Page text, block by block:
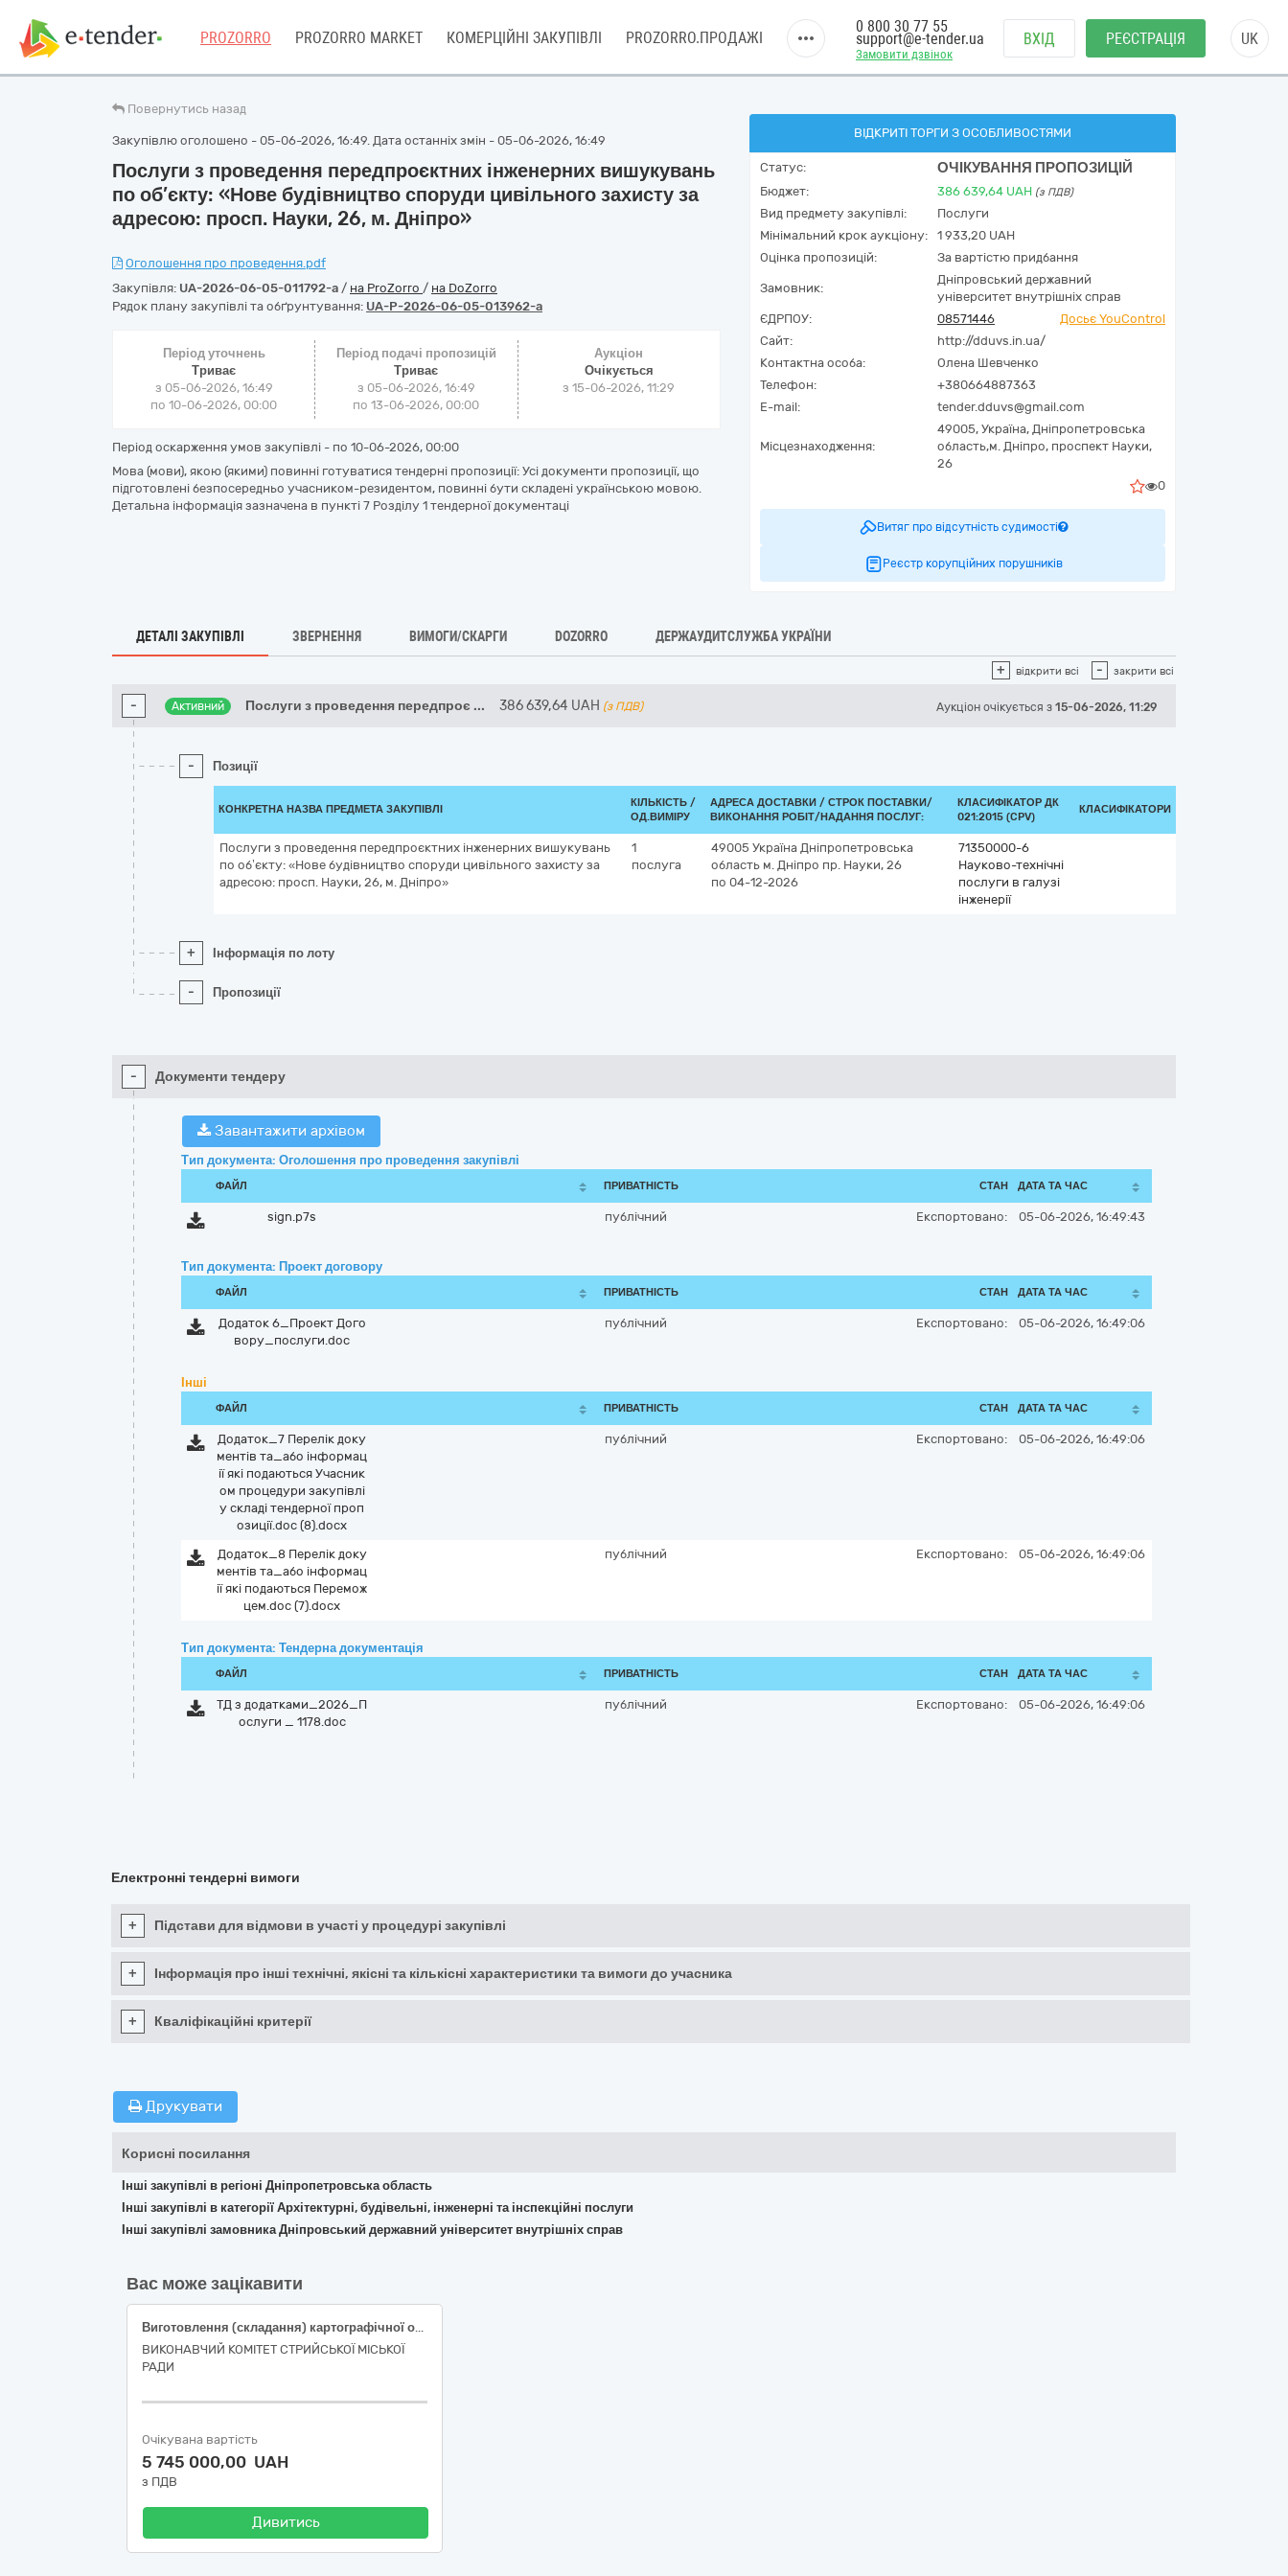
PROZORRO PROZORRO MARKET КОМЕРЦІЙНІ ЗАКУПІВЛІ PROZORRO.ПРОДАЖІ
Замовити дзвінок
0 800 30 77 55
support@e-tender.ua ВХІД РЕЄСТРАЦІЯ UK
Повернутись назад
Закупівлю оголошено - 05-06-2026, 16:49. Дата останніх змін - 05-06-2026, 16:49
Послуги з проведення передпроєктних інженерних вишукувань
по об’єкту: «Нове будівництво споруди цивільного захисту за
адресою: просп. Науки, 26, м. Дніпро»
Оголошення про проведення.pdf
Закупівля: UA-2026-06-05-011792-a / на ProZorro / на DoZorro
Рядок плану закупівлі та обґрунтування: UA-P-2026-06-05-013962-a
Період уточнень
Триває
з 05-06-2026, 16:49
по 10-06-2026, 00:00
Період подачі пропозицій
Триває
з 05-06-2026, 16:49
по 13-06-2026, 00:00
Аукціон
Очікується
з15-06-2026, 11:29
Період оскарження умов закупівлі - по 10-06-2026, 00:00
Мова (мови), якою (якими) повинні готуватися тендерні пропозиції: Усі документи пропозиції, що
підготовлені безпосередньо учасником-резидентом, повинні бути складені українською мовою.
Детальна інформація зазначена в пункті 7 Розділу 1 тендерної документаці
ВІДКРИТІ ТОРГИ З ОСОБЛИВОСТЯМИ
Статус: ОЧІКУВАННЯ ПРОПОЗИЦІЙ
Бюджет: 386 639,64 UAH (з ПДВ)
Вид предмету закупівлі:
Послуги
Мінімальний крок аукціону:
1 933,20 UAH
Оцінка пропозицій:
За вартістю придбання
Замовник:
Дніпровський державний
університет внутрішніх справ
ЄДРПОУ:
08571446
Досьє YouControl
Сайт:
http://dduvs.in.ua/
Контактна особа:
Олена Шевченко
Телефон:
+380664887363
E-mail:
tender.dduvs@gmail.com
Місцезнаходження:
49005, Україна, Дніпропетровська
область,м. Дніпро, проспект Науки,
26
0
Витяг про відсутність судимості
Реєстр корупційних порушників
ДЕТАЛІ ЗАКУПІВЛІ ЗВЕРНЕННЯ ВИМОГИ/СКАРГИ DOZORRO ДЕРЖАУДИТСЛУЖБА УКРАЇНИ
+ відкрити всі - закрити всі
- Активний Послуги з проведення передпроє ... 386 639,64 UAH (з ПДВ) Аукціон очікується з 15-06-2026, 11:29
- Позиції
КОНКРЕТНА НАЗВА ПРЕДМЕТА ЗАКУПІВЛІ
КІЛЬКІСТЬ /
ОД.ВИМІРУ
АДРЕСА ДОСТАВКИ / СТРОК ПОСТАВКИ/
ВИКОНАННЯ РОБІТ/НАДАННЯ ПОСЛУГ:
КЛАСИФІКАТОР ДК
021:2015 (CPV)
КЛАСИФІКАТОРИ
Послуги з проведення передпроєктних інженерних вишукувань
по об’єкту: «Нове будівництво споруди цивільного захисту за
адресою: просп. Науки, 26, м. Дніпро»
1
послуга
49005 Україна Дніпропетровська
область м. Дніпро пр. Науки, 26
по 04-12-2026
71350000-6
Науково-технічні
послуги в галузі
інженерії
+ Інформація по лоту
- Пропозиції
- Документи тендеру
Завантажити архівом
Тип документа: Оголошення про проведення закупівлі
ФАЙЛ ПРИВАТНІСТЬ СТАН ДАТА ТА ЧАС
sign.p7s публічний Експортовано: 05-06-2026, 16:49:43
Тип документа: Проект договору
ФАЙЛ ПРИВАТНІСТЬ СТАН ДАТА ТА ЧАС
Додаток 6_Проект Дого
вору_послуги.doc
публічний Експортовано: 05-06-2026, 16:49:06
Інші
ФАЙЛ ПРИВАТНІСТЬ СТАН ДАТА ТА ЧАС
Додаток_7 Перелік доку
ментів та_або інформац
ії які подаються Учасник
ом процедури закупівлі
у складі тендерної проп
озиції.doc (8).docx
публічний Експортовано: 05-06-2026, 16:49:06
Додаток_8 Перелік доку
ментів та_або інформац
ії які подаються Перемож
цем.doc (7).docx
публічний Експортовано: 05-06-2026, 16:49:06
Тип документа: Тендерна документація
ФАЙЛ ПРИВАТНІСТЬ СТАН ДАТА ТА ЧАС
ТД з додатками_2026_П
ослуги _ 1178.doc
публічний Експортовано: 05-06-2026, 16:49:06
Електронні тендерні вимоги
+ Підстави для відмови в участі у процедурі закупівлі
+ Інформація про інші технічні, якісні та кількісні характеристики та вимоги до учасника
+ Кваліфікаційні критерії
Друкувати
Корисні посилання
Інші закупівлі в регіоні Дніпропетровська область
Інші закупівлі в категорії Архітектурні, будівельні, інженерні та інспекційні послуги
Інші закупівлі замовника Дніпровський державний університет внутрішніх справ
Вас може зацікавити
Виготовлення (складання) картографічної основи у цифровій формі для розроблення Комплексного плану просторового розвитку території Стрийської територіальної громади
ВИКОНАВЧИЙ КОМІТЕТ СТРИЙСЬКОЇ МІСЬКОЇ
РАДИ
Очікувана вартість
5 745 000,00 UAH
з ПДВ
Дивитись